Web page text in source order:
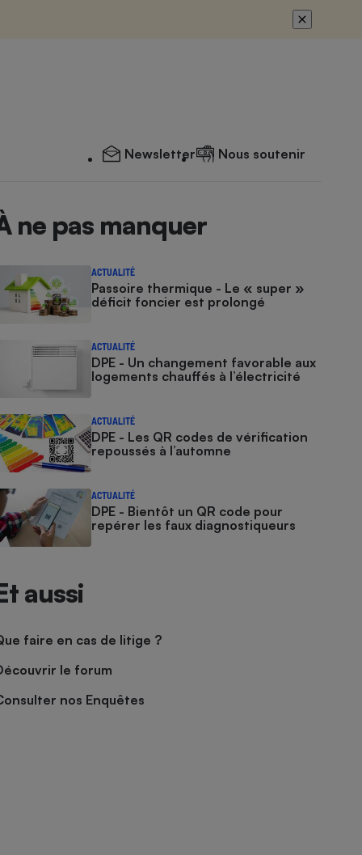
Newsletter Nous soutenir
ne pas manquer
ACTUALITÉ
Passoire thermique - Le « super »
déficit foncier est prolongé
ACTUALITÉ
DPE - Un changement favorable aux
logements chauffés à l’électricité
ACTUALITÉ
DPE - Les QR codes de vérification
repoussés à l’automne
ACTUALITÉ
DPE - Bientôt un QR code pour
repérer les faux diagnostiqueurs
aussi
faire en cas de litige ?
le forum
nos Enquêtes